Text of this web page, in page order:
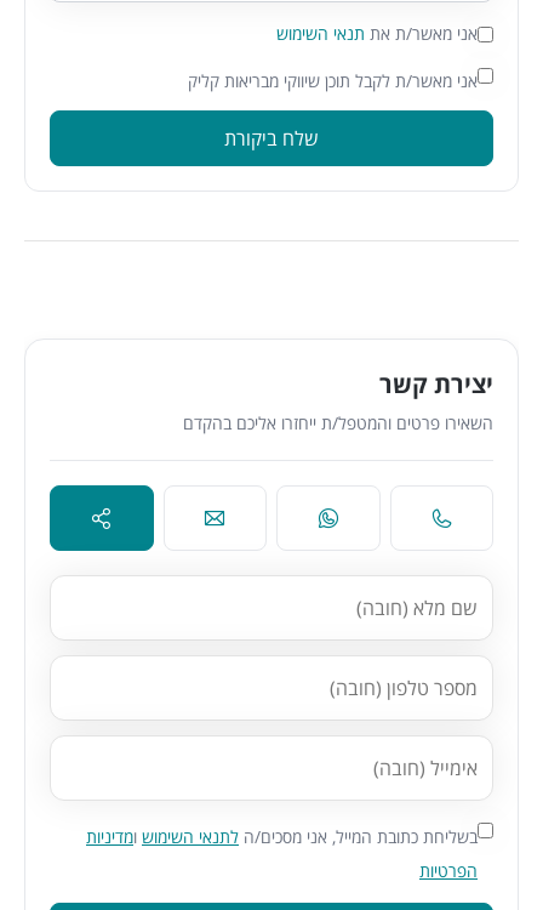
אני מאשר/ת את תנאי השימוש
אני מאשר/ת לקבל תוכן שיווקי מבריאות קליק
שלח ביקורת
יצירת קשר
השאירו פרטים והמטפל/ת ייחזרו אליכם בהקדם
בשליחת כתובת המייל, אני מסכים/ה לתנאי השימוש ומדיניות
הפרטיות